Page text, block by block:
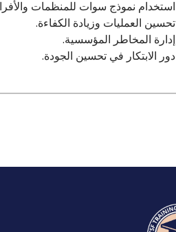
استخدام نموذج سوات للمنظمات
تحسين العمليات وزيادة الكفاءة.
إدارة المخاطر المؤسسية.
دور الابتكار في تحسين الجودة.